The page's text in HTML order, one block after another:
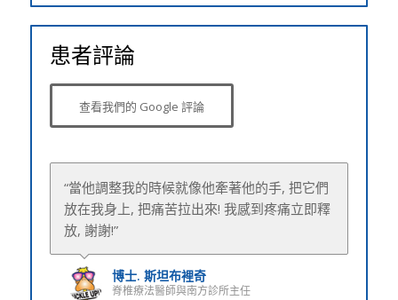
患者評論
查看我們的 Google 評論
“當他調整我的時候就像他牽著他的手, 把它們
放在我身上, 把痛苦拉出來! 我感到疼痛立即釋
放, 謝謝!”
博士. 斯坦布裡奇
脊椎療法醫師與南方診所主任
“博士. 瑟克非常愉快，和我理解。”
博士. 圖埃爾克